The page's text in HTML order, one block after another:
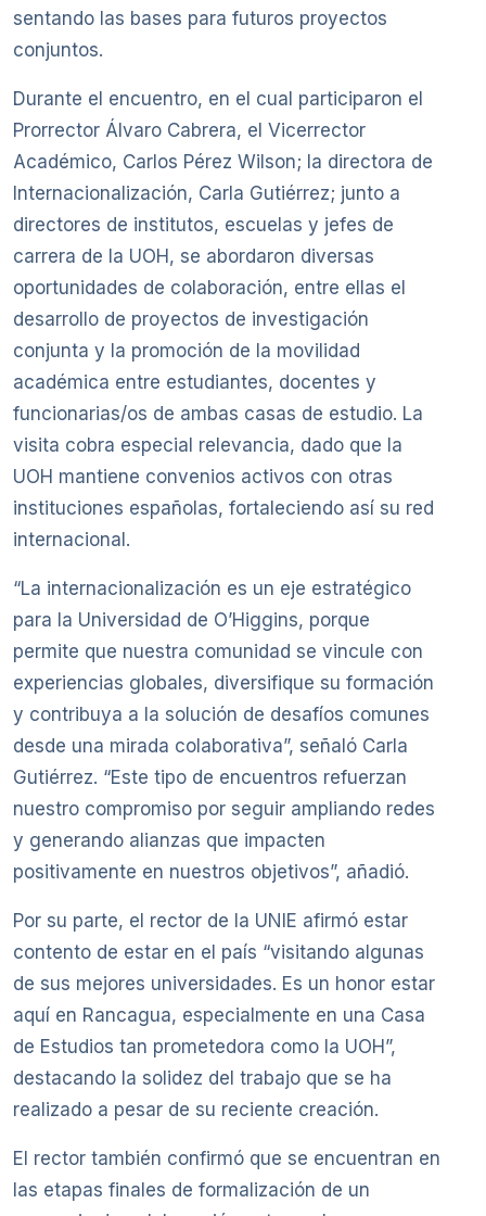
sentando las bases para futuros proyectos
conjuntos.
Durante el encuentro, en el cual participaron el
Prorrector Álvaro Cabrera, el Vicerrector
Académico, Carlos Pérez Wilson; la directora de
Internacionalización, Carla Gutiérrez; junto a
directores de institutos, escuelas y jefes de
carrera de la UOH, se abordaron diversas
oportunidades de colaboración, entre ellas el
desarrollo de proyectos de investigación
conjunta y la promoción de la movilidad
académica entre estudiantes, docentes y
funcionarias/os de ambas casas de estudio. La
visita cobra especial relevancia, dado que la
UOH mantiene convenios activos con otras
instituciones españolas, fortaleciendo así su red
internacional.
“La internacionalización es un eje estratégico
para la Universidad de O’Higgins, porque
permite que nuestra comunidad se vincule con
experiencias globales, diversifique su formación
y contribuya a la solución de desafíos comunes
desde una mirada colaborativa”, señaló Carla
Gutiérrez. “Este tipo de encuentros refuerzan
nuestro compromiso por seguir ampliando redes
y generando alianzas que impacten
positivamente en nuestros objetivos”, añadió.
Por su parte, el rector de la UNIE afirmó estar
contento de estar en el país “visitando algunas
de sus mejores universidades. Es un honor estar
aquí en Rancagua, especialmente en una Casa
de Estudios tan prometedora como la UOH”,
destacando la solidez del trabajo que se ha
realizado a pesar de su reciente creación.
El rector también confirmó que se encuentran en
las etapas finales de formalización de un